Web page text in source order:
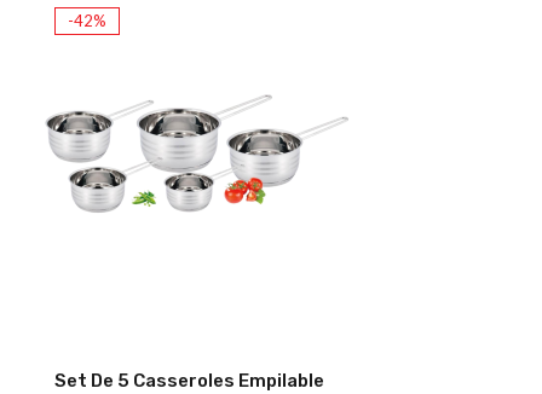
-42%
Set De 5 Casseroles Empilable